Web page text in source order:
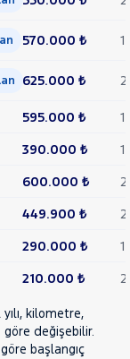
570.000 ₺ 1
625.000 ₺ 2
595.000 ₺
1
390.000 ₺
1
600.000 ₺
2
449.900 ₺
2
290.000 ₺
1
210.000 ₺ 2
kilometre,
göre değişebilir.
başlangıç